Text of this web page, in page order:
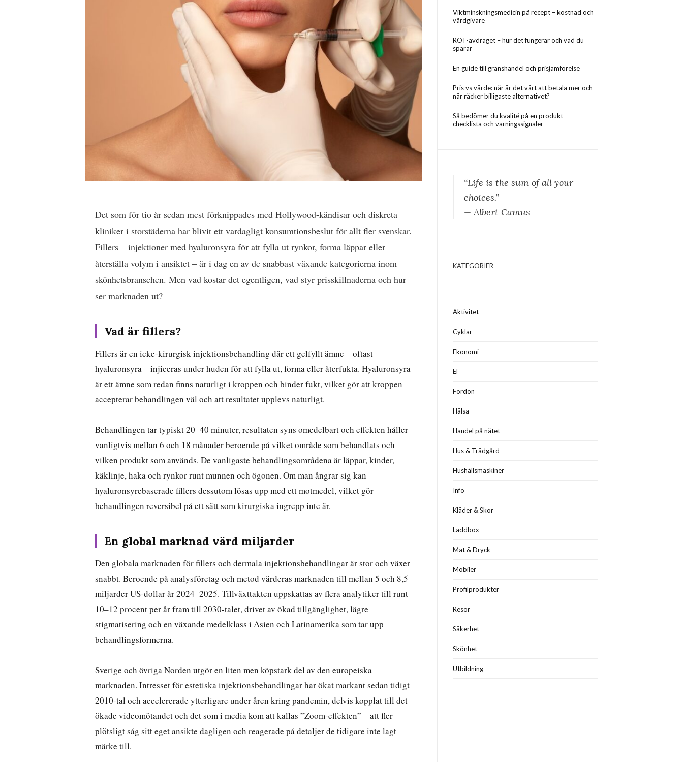
Det som för tio år sedan mest förknippades med Hollywood-kändisar och diskreta
kliniker i storstäderna har blivit ett vardagligt konsumtionsbeslut för allt fler svenskar.
Fillers – injektioner med hyaluronsyra för att fylla ut rynkor, forma läppar eller
återställa volym i ansiktet – är i dag en av de snabbast växande kategorierna inom
skönhetsbranschen. Men vad kostar det egentligen, vad styr prisskillnaderna och hur
ser marknaden ut?
Vad är fillers?
Fillers är en icke-kirurgisk injektionsbehandling där ett gelfyllt ämne – oftast
hyaluronsyra – injiceras under huden för att fylla ut, forma eller återfukta. Hyaluronsyra
är ett ämne som redan finns naturligt i kroppen och binder fukt, vilket gör att kroppen
accepterar behandlingen väl och att resultatet upplevs naturligt.
Behandlingen tar typiskt 20–40 minuter, resultaten syns omedelbart och effekten håller
vanligtvis mellan 6 och 18 månader beroende på vilket område som behandlats och
vilken produkt som används. De vanligaste behandlingsområdena är läppar, kinder,
käklinje, haka och rynkor runt munnen och ögonen. Om man ångrar sig kan
hyaluronsyrebaserade fillers dessutom lösas upp med ett motmedel, vilket gör
behandlingen reversibel på ett sätt som kirurgiska ingrepp inte är.
En global marknad värd miljarder
Den globala marknaden för fillers och dermala injektionsbehandlingar är stor och växer
snabbt. Beroende på analysföretag och metod värderas marknaden till mellan 5 och 8,5
miljarder US-dollar år 2024–2025. Tillväxttakten uppskattas av flera analytiker till runt
10–12 procent per år fram till 2030-talet, drivet av ökad tillgänglighet, lägre
stigmatisering och en växande medelklass i Asien och Latinamerika som tar upp
behandlingsformerna.
Sverige och övriga Norden utgör en liten men köpstark del av den europeiska
marknaden. Intresset för estetiska injektionsbehandlingar har ökat markant sedan tidigt
2010-tal och accelererade ytterligare under åren kring pandemin, delvis kopplat till det
ökade videomötandet och det som i media kom att kallas ”Zoom-effekten” – att fler
plötsligt såg sitt eget ansikte dagligen och reagerade på detaljer de tidigare inte lagt
märke till.
Viktminskningsmedicin på recept – kostnad och
vårdgivare
ROT-avdraget – hur det fungerar och vad du
sparar
En guide till gränshandel och prisjämförelse
Pris vs värde: när är det värt att betala mer och
när räcker billigaste alternativet?
Så bedömer du kvalité på en produkt –
checklista och varningssignaler
“Life is the sum of all your
choices.”
— Albert Camus
KATEGORIER
Aktivitet
Cyklar
Ekonomi
El
Fordon
Hälsa
Handel på nätet
Hus & Trädgård
Hushållsmaskiner
Info
Kläder & Skor
Laddbox
Mat & Dryck
Mobiler
Profilprodukter
Resor
Säkerhet
Skönhet
Utbildning